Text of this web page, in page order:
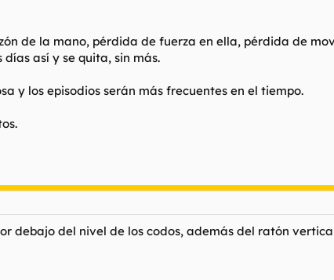
de la mano, pérdida de fuerza en ella, pérdida de
días así y se quita, sin más.
y los episodios serán más frecuentes en el tiempo.
debajo del nivel de los codos, además del ratón